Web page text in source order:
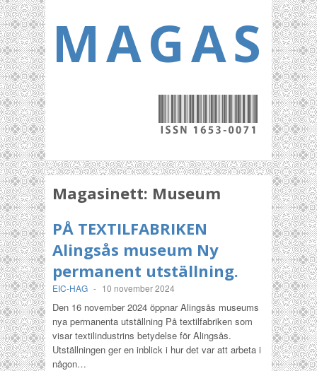
Magasinett: Museum
PÅ TEXTILFABRIKEN
Alingsås museum Ny
permanent utställning.
EIC-HAG - 10 november 2024
Den 16 november 2024 öppnar Alingsås museums
nya permanenta utställning På textilfabriken som
visar textilindustrins betydelse för Alingsås.
Utställningen ger en inblick i hur det var att arbeta i
någon…